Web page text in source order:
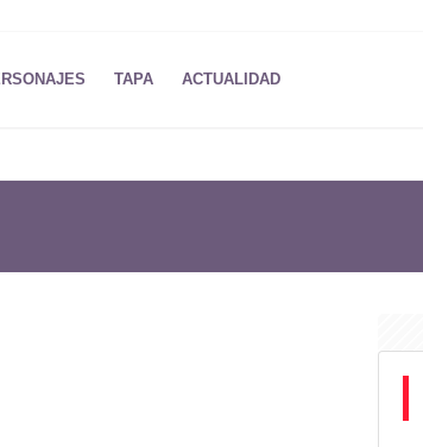
TAPA ACTUALIDAD